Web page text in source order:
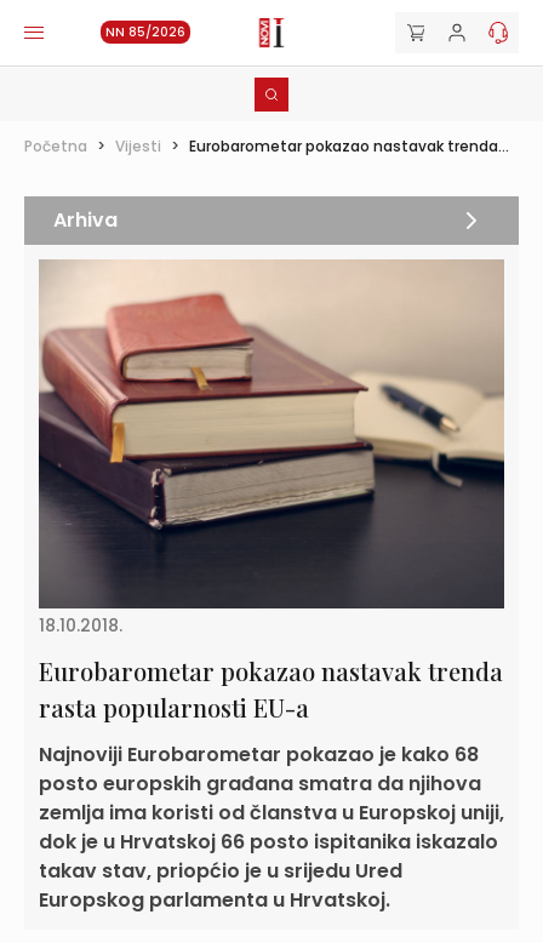
NN 85/2026
Početna > Vijesti > Eurobarometar pokazao nastavak trenda...
18.10.2018.
Eurobarometar pokazao nastavak trenda
rasta popularnosti EU-a
Najnoviji Eurobarometar pokazao je kako 68
posto europskih građana smatra da njihova
zemlja ima koristi od članstva u Europskoj uniji,
dok je u Hrvatskoj 66 posto ispitanika iskazalo
takav stav, priopćio je u srijedu Ured
Europskog parlamenta u Hrvatskoj.
Arhiva